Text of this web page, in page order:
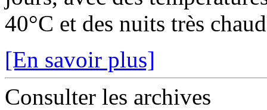
40°C et des nuits très
[En savoir plus]
Consulter les archives